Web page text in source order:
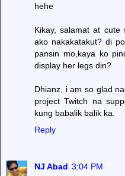
hehe
Kikay, salamat at cute
ako nakakatakut? di
pansin mo,kaya ko
display her legs din?
Dhianz, i am so glad
project Twitch na
kung babalik balik ka.
Reply
NJ Abad 3:04 PM